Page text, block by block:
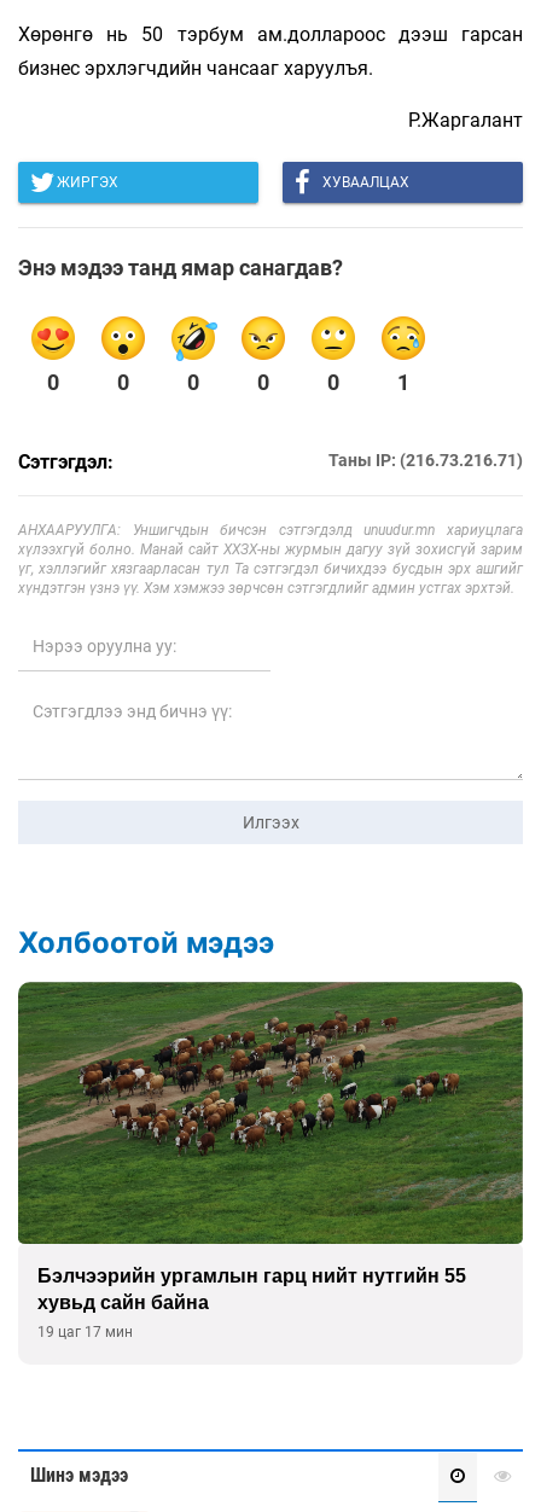
Хөрөнгө нь 50 тэрбум ам.доллароос дээш гарсан
бизнес эрхлэгчдийн чансааг харуулъя.
Р.Жаргалант
ЖИРГЭХ ХУВААЛЦАХ
Энэ мэдээ танд ямар санагдав?
0 0 0 0 0 1
Сэтгэгдэл: Таны IP: (216.73.216.71)
АНХААРУУЛГА: Уншигчдын бичсэн сэтгэгдэлд unuudur.mn хариуцлага
хүлээхгүй болно. Манай сайт ХХЗХ-ны журмын дагуу зүй зохисгүй зарим
үг, хэллэгийг хязгаарласан тул Та сэтгэгдэл бичихдээ бусдын эрх ашгийг
хүндэтгэн үзнэ үү. Хэм хэмжээ зөрчсөн сэтгэгдлийг админ устгах эрхтэй.
Илгээх
Холбоотой мэдээ
Бэлчээрийн ургамлын гарц нийт нутгийн 55
хувьд сайн байна
19 цаг 17 мин
Шинэ мэдээ